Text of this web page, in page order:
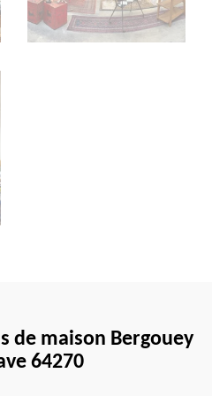
de maison Bergouey
64270